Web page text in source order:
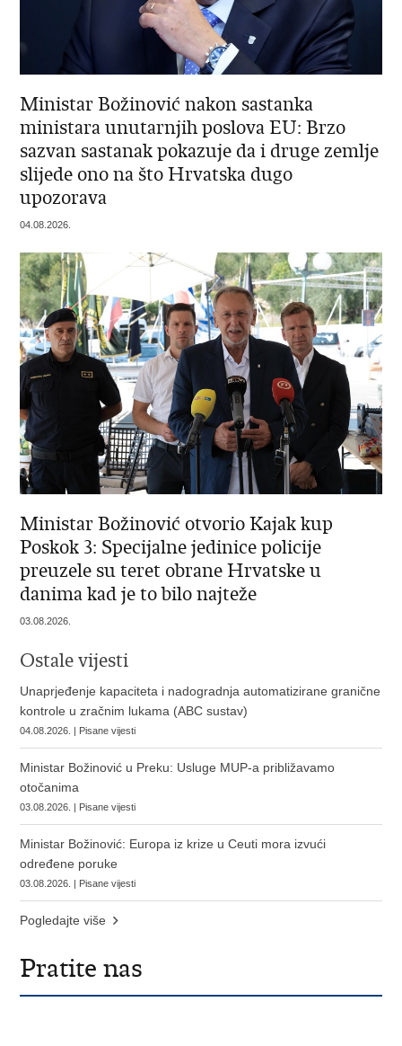
Ministar Božinović nakon sastanka
ministara unutarnjih poslova EU: Brzo
sazvan sastanak pokazuje da i druge zemlje
slijede ono na što Hrvatska dugo
upozorava
04.08.2026.
Ministar Božinović otvorio Kajak kup
Poskok 3: Specijalne jedinice policije
preuzele su teret obrane Hrvatske u
danima kad je to bilo najteže
03.08.2026.
Ostale vijesti
Unaprjeđenje kapaciteta i nadogradnja automatizirane granične
kontrole u zračnim lukama (ABC sustav)
04.08.2026. | Pisane vijesti
Ministar Božinović u Preku: Usluge MUP-a približavamo
otočanima
03.08.2026. | Pisane vijesti
Ministar Božinović: Europa iz krize u Ceuti mora izvući
određene poruke
03.08.2026. | Pisane vijesti
Pogledajte više
Pratite nas